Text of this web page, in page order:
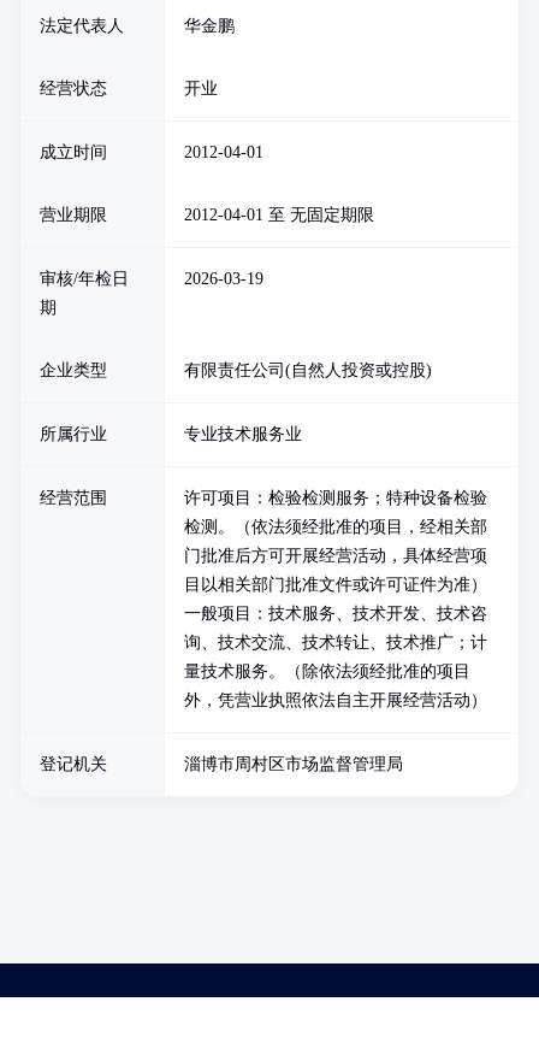
法定代表人 华金鹏
经营状态 开业
成立时间 2012-04-01
营业期限 2012-04-01 至 无固定期限
审核/年检日
期
2026-03-19
企业类型 有限责任公司(自然人投资或控股)
所属行业 专业技术服务业
经营范围
许可项目：检验检测服务；特种设备检验
检测。（依法须经批准的项目，经相关部
门批准后方可开展经营活动，具体经营项
目以相关部门批准文件或许可证件为准）
一般项目：技术服务、技术开发、技术咨
询、技术交流、技术转让、技术推广；计
量技术服务。（除依法须经批准的项目
外，凭营业执照依法自主开展经营活动）
登记机关 淄博市周村区市场监督管理局